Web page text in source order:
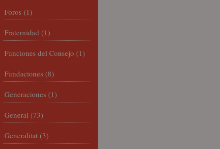
Foros (1)
Fraternidad (1)
Funciones del Consejo (1)
Fundaciones (8)
Generaciones (1)
General (73)
Generalitat (3)